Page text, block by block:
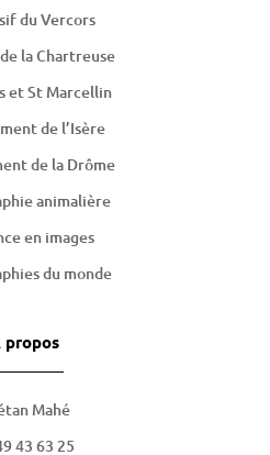
du Vercors
la Chartreuse
et St Marcellin
de l’Isère
de la Drôme
animalière
en images
du monde
propos
Mahé
43 63 25